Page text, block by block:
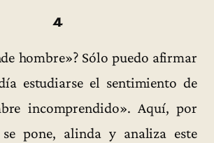
4
hombre»? Sólo puedo afirmar
estudiarse el sentimiento de
incomprendido». Aquí, por
pone, alinda y analiza este